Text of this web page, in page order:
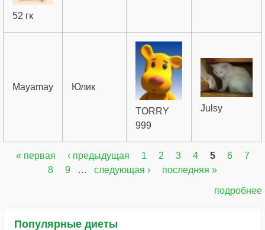
52 гк
Mayamay Юлик
TORRY
999
Julsy
Страницы
« первая ‹ предыдущая 1 2 3 4 5 6
7
8
9 … следующая › последняя »
подробнее
Популярные диеты